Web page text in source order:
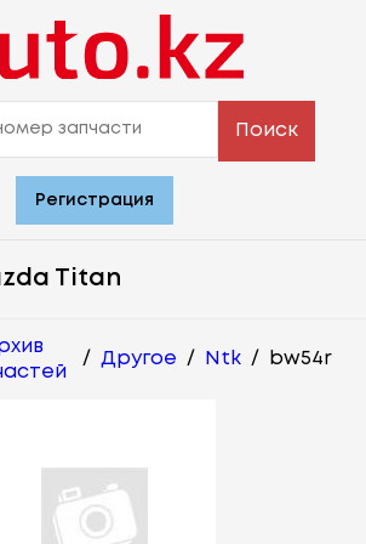
Поиск
Регистрация
Titan
/ Другое / Ntk / bw54r